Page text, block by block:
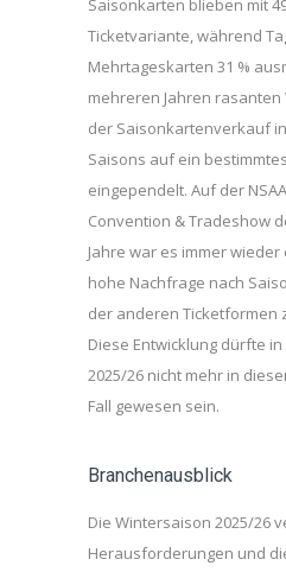
Saisonkarten blieben mit
Ticketvariante, während
Mehrtageskarten 31 %
mehreren Jahren rasanten
der Saisonkartenverkauf
Saisons auf ein
eingependelt. Auf der
Convention & Tradeshow
Jahre war es immer
hohe Nachfrage nach
der anderen Ticketformen
Diese Entwicklung dürfte
2025/26 nicht mehr in
Fall gewesen sein.
Branchenausblick
Die Wintersaison 2025/26
Herausforderungen und